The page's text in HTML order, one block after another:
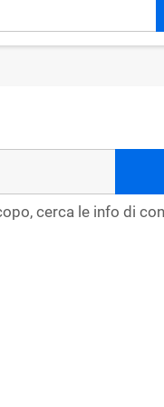
cerca le info di